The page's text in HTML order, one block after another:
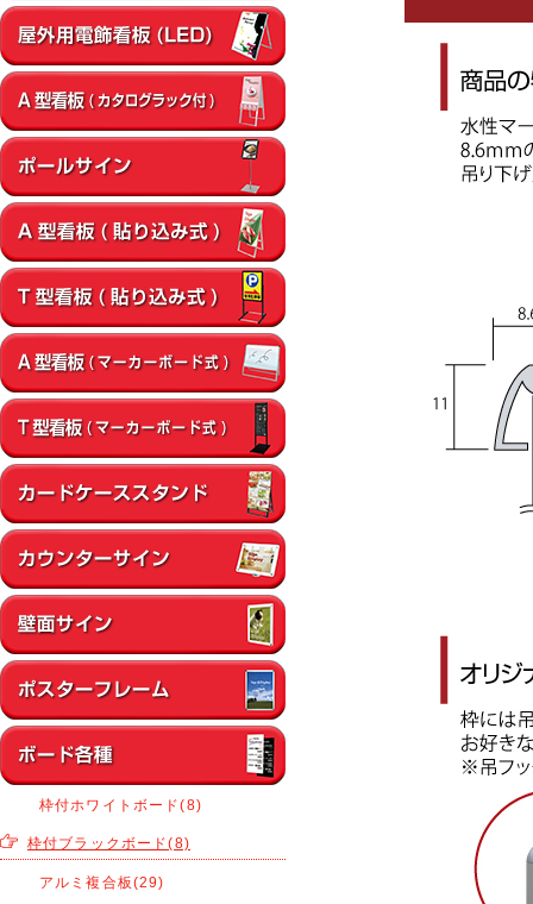
枠付ホワイトボード(8)
枠付ブラックボード(8)
アルミ複合板(29)